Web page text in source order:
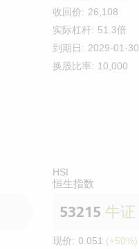
收回价: 26,108
实际杠杆: 51.3倍
到期日: 2029-01-30
换股比率: 10,000
HSI
恒生指数
53215 牛证
现价: 0.051 (+50%)